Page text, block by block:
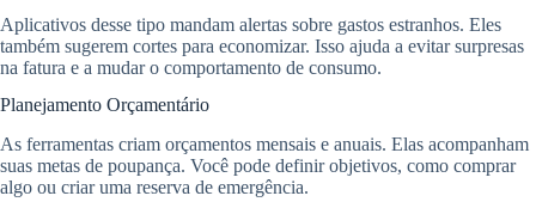
Aplicativos desse tipo mandam alertas sobre gastos estranhos. Eles
também sugerem cortes para economizar. Isso ajuda a evitar surpresas
na fatura e a mudar o comportamento de consumo.
Planejamento Orçamentário
As ferramentas criam orçamentos mensais e anuais. Elas acompanham
suas metas de poupança. Você pode definir objetivos, como comprar
algo ou criar uma reserva de emergência.